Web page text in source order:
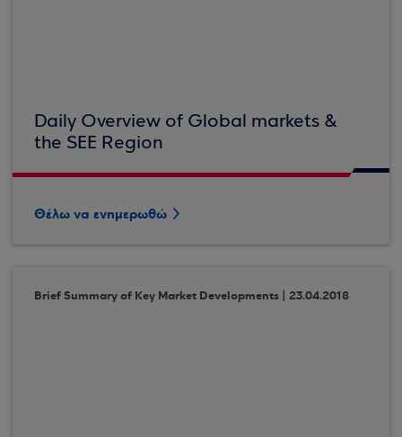
Daily Overview of Global markets &
the SEE Region
Θέλω να ενημερωθώ
Brief Summary of Key Market Developments | 23.04.2018